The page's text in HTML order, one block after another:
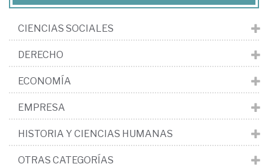
CIENCIAS SOCIALES
DERECHO
ECONOMÍA
EMPRESA
HISTORIA Y CIENCIAS HUMANAS
OTRAS CATEGORÍAS